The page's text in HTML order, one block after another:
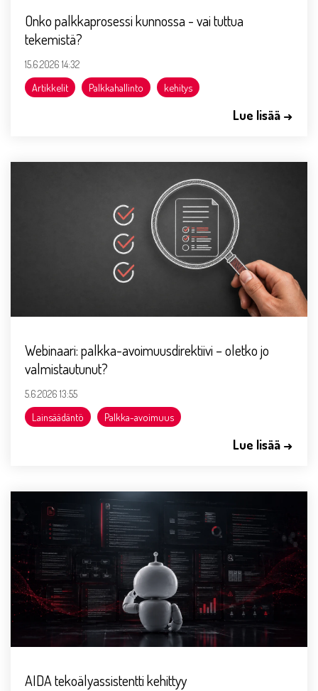
Onko palkkaprosessi kunnossa - vai tuttua
tekemistä?
15.6.2026 14:32
Artikkelit Palkkahallinto kehitys
Lue lisää →
Webinaari: palkka-avoimuusdirektiivi – oletko jo
valmistautunut?
5.6.2026 13:55
Lainsäädäntö Palkka-avoimuus
Lue lisää →
AIDA tekoälyassistentti kehittyy